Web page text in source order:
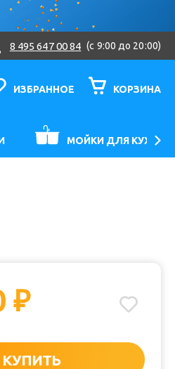
8 495 647 00 84 (c 9:00 до 20:00)
ИЗБРАННОЕ КОРЗИНА
МОЙКИ ДЛЯ КУХНИ
₽
КУПИТЬ